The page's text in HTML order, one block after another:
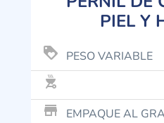
PIEL Y
loyalty PESO VARIABLE
outdoor_grill
store_mall_directory
EMPAQUE AL